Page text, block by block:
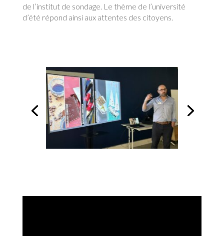
de l’institut de sondage. Le thème de l’université
d’été répond ainsi aux attentes des citoyens.